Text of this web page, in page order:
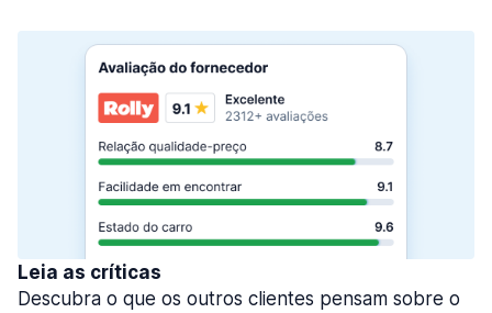
Leia as críticas
Descubra o que os outros clientes pensam sobre o